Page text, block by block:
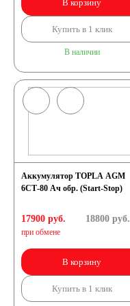
В корзину
Купить в 1 клик
В наличии
Аккумулятор TOPLA AGM
6СТ-80 Ач обр. (Start-Stop)
17900 руб.
при обмене
18800руб.
В корзину
Купить в 1 клик